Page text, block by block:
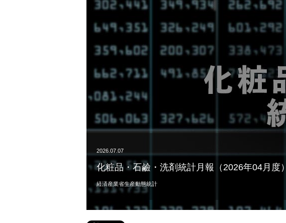
2026.07.07
化粧品・石鹼・洗剤統計月報（2026年04月度）
経済産業省生産動態統計